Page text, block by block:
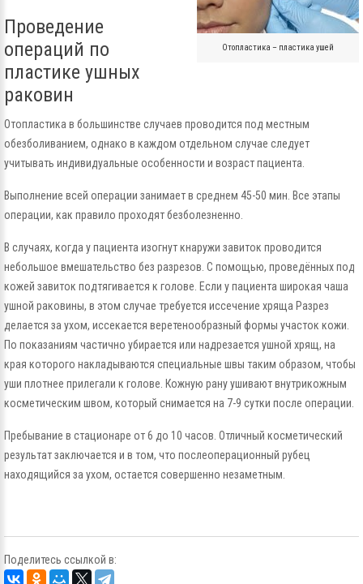
Отопластика – пластика ушей
Проведение
операций по
пластике ушных
раковин
Отопластика в большинстве случаев проводится под местным
обезболиванием, однако в каждом отдельном случае следует
учитывать индивидуальные особенности и возраст пациента.
Выполнение всей операции занимает в среднем 45-50 мин. Все этапы
операции, как правило проходят безболезненно.
В случаях, когда у пациента изогнут кнаружи завиток проводится
небольшое вмешательство без разрезов. С помощью, проведённых под
кожей завиток подтягивается к голове. Если у пациента широкая чаша
ушной раковины, в этом случае требуется иссечение хряща Разрез
делается за ухом, иссекается веретенообразный формы участок кожи.
По показаниям частично убирается или надрезается ушной хрящ, на
края которого накладываются специальные швы таким образом, чтобы
уши плотнее прилегали к голове. Кожную рану ушивают внутрикожным
косметическим швом, который снимается на 7-9 сутки после операции.
Пребывание в стационаре от 6 до 10 часов. Отличный косметический
результат заключается и в том, что послеоперационный рубец
находящийся за ухом, остается совершенно незаметным.
Поделитесь ссылкой в: